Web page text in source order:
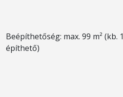
Beépíthetőség: max. 99 m² (kb.
építhető)